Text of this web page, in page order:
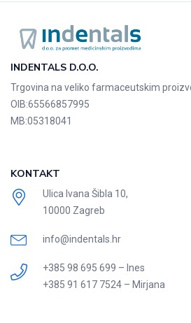
INDENTALS D.O.O.
Trgovina na veliko farmaceutskim
OIB:65566857995
MB:05318041
KONTAKT
Ulica Ivana Šibla 10,
10000 Zagreb
info@indentals.hr
+385 98 695 699 – Ines
+385 91 617 7524 – Mirjana